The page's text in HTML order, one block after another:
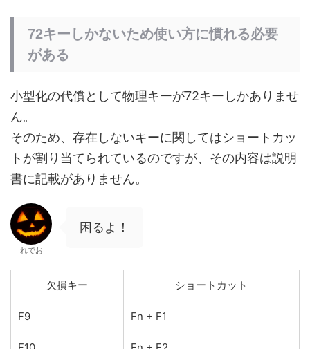
72キーしかないため使い方に慣れる必要
がある
小型化の代償として物理キーが72キーしかありませ
ん。
そのため、存在しないキーに関してはショートカッ
トが割り当てられているのですが、その内容は説明
書に記載がありません。
れでお
困るよ！
欠損キー ショートカット
F9 Fn + F1